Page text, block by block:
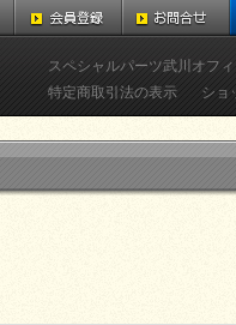
スペシャルパーツ武川オフ
特定商取引法の表示
ショ